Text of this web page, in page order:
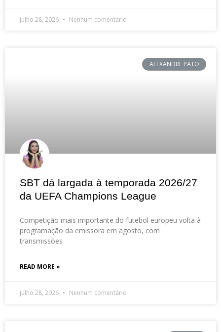
julho 28, 2026 Nenhum comentário
ALEXANDRE PATO
SBT dá largada à temporada 2026/27
da UEFA Champions League
Competição mais importante do futebol europeu volta à
programação da emissora em agosto, com
transmissões
READ MORE »
julho 28, 2026 Nenhum comentário